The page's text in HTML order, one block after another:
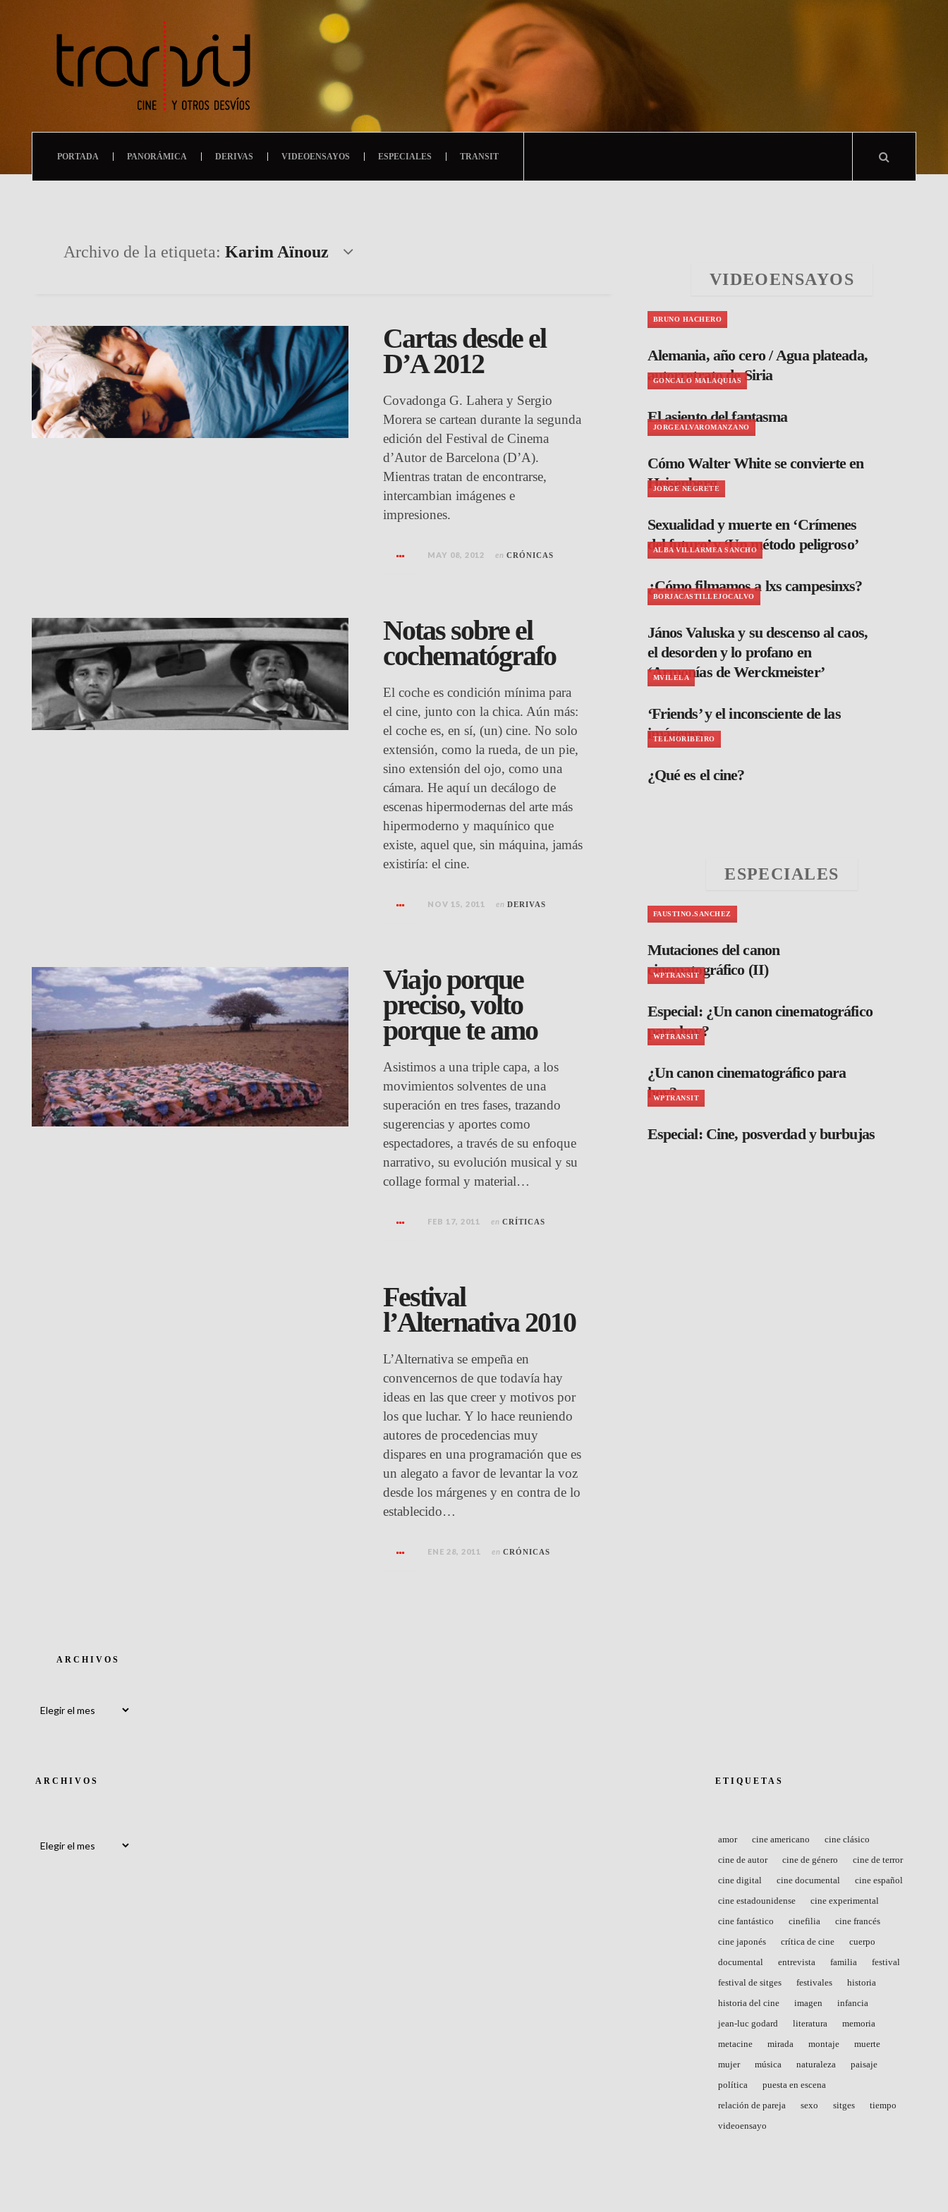
PORTADA PANORÁMICA DERIVAS VIDEOENSAYOS ESPECIALES TRANSIT
Archivo de la etiqueta: Karim Aïnouz
Cartas desde el
D’A 2012
Covadonga G. Lahera y Sergio
Morera se cartean durante la segunda
edición del Festival de Cinema
d’Autor de Barcelona (D’A).
Mientras tratan de encontrarse,
intercambian imágenes e
impresiones.
MAY 08, 2012 en CRÓNICAS
Notas sobre el
cochematógrafo
El coche es condición mínima para
el cine, junto con la chica. Aún más:
el coche es, en sí, (un) cine. No solo
extensión, como la rueda, de un pie,
sino extensión del ojo, como una
cámara. He aquí un decálogo de
escenas hipermodernas del arte más
hipermoderno y maquínico que
existe, aquel que, sin máquina, jamás
existiría: el cine.
NOV 15, 2011 en DERIVAS
Viajo porque
preciso, volto
porque te amo
Asistimos a una triple capa, a los
movimientos solventes de una
superación en tres fases, trazando
sugerencias y aportes como
espectadores, a través de su enfoque
narrativo, su evolución musical y su
collage formal y material…
FEB 17, 2011 en CRÍTICAS
Festival
l’Alternativa 2010
L’Alternativa se empeña en
convencernos de que todavía hay
ideas en las que creer y motivos por
los que luchar. Y lo hace reuniendo
autores de procedencias muy
dispares en una programación que es
un alegato a favor de levantar la voz
desde los márgenes y en contra de lo
establecido…
ENE 28, 2011 en CRÓNICAS
VIDEOENSAYOS
BRUNO HACHERO
Alemania, año cero / Agua plateada,
autorretrato de Siria
GONCALO MALAQUIAS
El asiento del fantasma
JORGEALVAROMANZANO
Cómo Walter White se convierte en
Heisenberg
JORGE NEGRETE
Sexualidad y muerte en ‘Crímenes
del futuro’ y ‘Un método peligroso’
ALBA VILLARMEA SANCHO
¿Cómo filmamos a lxs campesinxs?
BORJACASTILLEJOCALVO
János Valuska y su descenso al caos,
el desorden y lo profano en
‘Armonías de Werckmeister’
MVILELA
‘Friends’ y el inconsciente de las
imágenes
TELMORIBEIRO
¿Qué es el cine?
ESPECIALES
FAUSTINO.SANCHEZ
Mutaciones del canon
cinematográfico (II)
WPTRANSIT
Especial: ¿Un canon cinematográfico
para hoy?
WPTRANSIT
¿Un canon cinematográfico para
hoy?
WPTRANSIT
Especial: Cine, posverdad y burbujas
ARCHIVOS
ARCHIVOS ETIQUETAS
amor cine americano
cine clásico
cine de autor
cine de género
cine de terror
cine digital
cine documental
cine español
cine estadounidense
cine experimental
cine fantástico
cinefilia
cine francés
cine japonés
crítica de cine
cuerpo
documental
entrevista familia
festival
festival de sitges
festivales
historia
historia del cine
imagen
infancia
jean-luc godard
literatura
memoria
metacine
mirada montaje
muerte
mujer
música naturaleza
paisaje
política
puesta en escena
relación de pareja
sexo sitges
tiempo
videoensayo